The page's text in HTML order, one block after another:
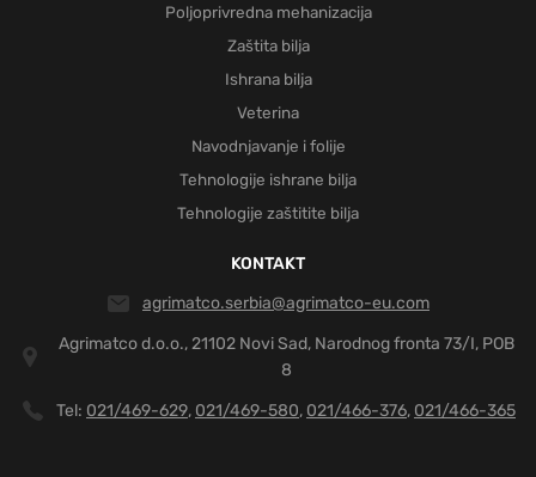
Poljoprivredna mehanizacija
Zaštita bilja
Ishrana bilja
Veterina
Navodnjavanje i folije
Tehnologije ishrane bilja
Tehnologije zaštitite bilja
KONTAKT
agrimatco.serbia@agrimatco-eu.com
Agrimatco d.o.o., 21102 Novi Sad, Narodnog fronta 73/I, POB
8
Tel: 021/469-629 021/469-580 021/466-376 021/466-365